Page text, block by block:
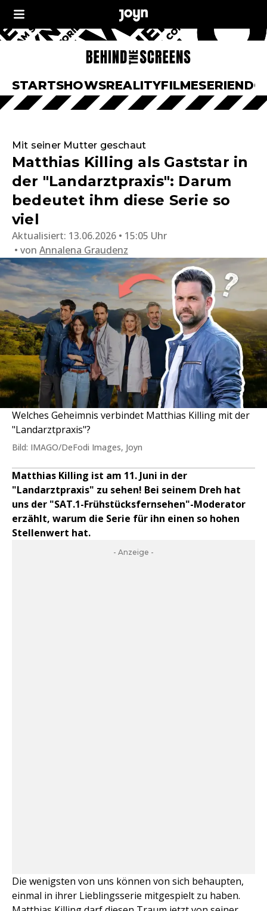
STARTSHOWSREALITYFILMESERIEN
Mit seiner Mutter geschaut
Matthias Killing als Gaststar in
der "Landarztpraxis": Darum
bedeutet ihm diese Serie so
viel
Aktualisiert: 13.06.2026 • 15:05 Uhr
von Annalena Graudenz
Welches Geheimnis verbindet Matthias Killing mit der
"Landarztpraxis"?
Bild: IMAGO/DeFodi Images, Joyn
Matthias Killing ist am 11. Juni in der
"Landarztpraxis" zu sehen! Bei seinem Dreh hat
uns der "SAT.1-Frühstücksfernsehen"-Moderator
erzählt, warum die Serie für ihn einen so hohen
Stellenwert hat.
- Anzeige -
Die wenigsten von uns können von sich behaupten,
einmal in ihrer Lieblingsserie mitgespielt zu haben.